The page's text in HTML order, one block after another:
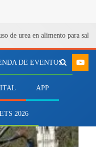
de urea en alimento para
DE EVENTOS
APP
2026